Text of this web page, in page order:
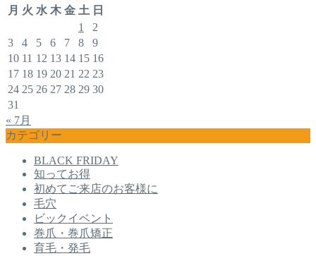
月 火 水 木 金 土 日
1
2
3
4 5 6 7 8
9
10 11 12 13 14 15 16
17 18 19 20 21 22 23
24 25 26 27 28 29 30
31
« 7月
カテゴリー
BLACK FRIDAY
知ってお得
初めてご来店のお客様に
毛穴
ビックイベント
巻爪・巻爪矯正
育毛・発毛